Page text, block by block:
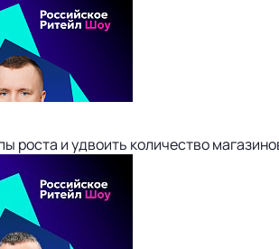
роста и удвоить количество